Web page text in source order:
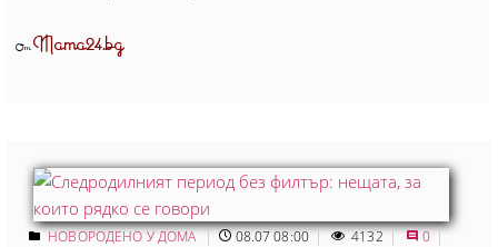
ОтMama24.bg
НОВОРОДЕНО У ДОМА 08.07 08:00 4132 0